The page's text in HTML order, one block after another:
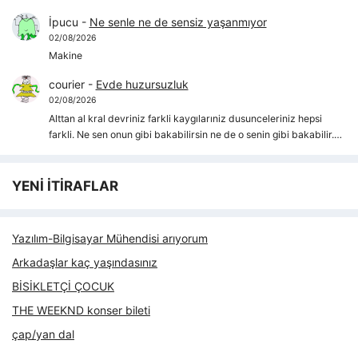
İpucu - Ne senle ne de sensiz yaşanmıyor
02/08/2026
Makine
courier- Evde huzursuzluk
02/08/2026
Alttan al kral devriniz farkli kaygılarıniz dusunceleriniz hepsi
farkli. Ne sen onun gibi bakabilirsin ne de o senin gibi bakabilir.…
YENİ İTİRAFLAR
Yazılım-Bilgisayar Mühendisi arıyorum
Arkadaşlar kaç yaşındasınız
BİSİKLETÇİ ÇOCUK
THE WEEKND konser bileti
çap/yan dal